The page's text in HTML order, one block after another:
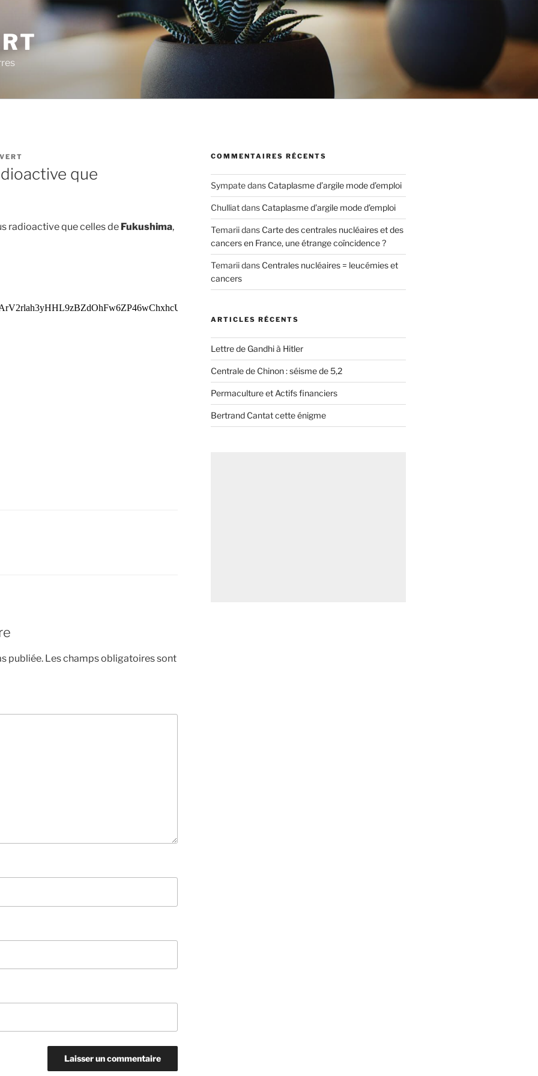
que
radioactive que celles de Fukushima,
publiée. Les champs obligatoires sont
COMMENTAIRES RÉCENTS
Sympatedans Cataplasme d’argile mode d’emploi
Chulliatdans Cataplasme d’argile mode d’emploi
Temariidans Carte des centrales nucléaires et des
cancers en France, une étrange coïncidence ?
Temariidans Centrales nucléaires = leucémies et
cancers
ARTICLES RÉCENTS
Lettre de Gandhi à Hitler
Centrale de Chinon : séisme de 5,2
Permaculture et Actifs financiers
Bertrand Cantat cette énigme